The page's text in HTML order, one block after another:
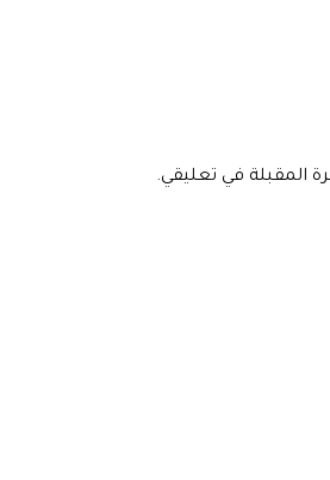
المقبلة في تعليقي.